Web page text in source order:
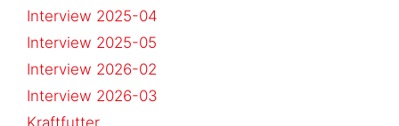
Interview 2025-04
Interview 2025-05
Interview 2026-02
Interview 2026-03